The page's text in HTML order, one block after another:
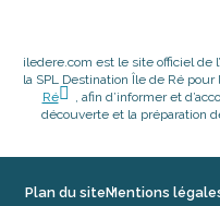
iledere.com est le site officiel de
la SPL Destination Île de Ré pour
Ré
, afin d’informer et
découverte et la préparation
Plan du siteMentions